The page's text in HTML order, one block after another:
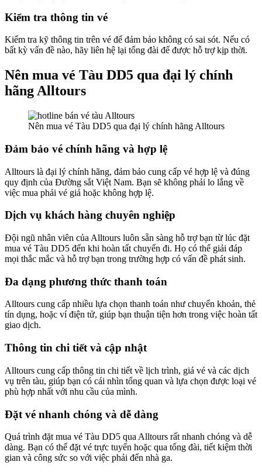
Kiểm tra thông tin vé
Kiểm tra kỹ thông tin trên vé để đảm bảo không có sai sót. Nếu có
bất kỳ vấn đề nào, hãy liên hệ lại tổng đài để được hỗ trợ kịp thời.
Nên mua vé Tàu DD5 qua đại lý chính
hãng Alltours
Nên mua vé Tàu DD5 qua đại lý chính hãng Alltours
Đảm bảo vé chính hãng và hợp lệ
Alltours là đại lý chính hãng, đảm bảo cung cấp vé hợp lệ và đúng
quy định của Đường sắt Việt Nam. Bạn sẽ không phải lo lắng về
việc mua phải vé giả hoặc không hợp lệ.
Dịch vụ khách hàng chuyên nghiệp
Đội ngũ nhân viên của Alltours luôn sẵn sàng hỗ trợ bạn từ lúc đặt
mua vé Tàu DD5 đến khi hoàn tất chuyến đi. Họ có thể giải đáp
mọi thắc mắc và hỗ trợ bạn trong trường hợp có vấn đề phát sinh.
Đa dạng phương thức thanh toán
Alltours cung cấp nhiều lựa chọn thanh toán như chuyển khoản, thẻ
tín dụng, hoặc ví điện tử, giúp bạn thuận tiện hơn trong việc hoàn tất
giao dịch.
Thông tin chi tiết và cập nhật
Alltours cung cấp thông tin chi tiết về lịch trình, giá vé và các dịch
vụ trên tàu, giúp bạn có cái nhìn tổng quan và lựa chọn được loại vé
phù hợp nhất với nhu cầu của mình.
Đặt vé nhanh chóng và dễ dàng
Quá trình đặt mua vé Tàu DD5 qua Alltours rất nhanh chóng và dễ
dàng. Bạn có thể đặt vé trực tuyến hoặc qua tổng đài, tiết kiệm thời
gian và công sức so với việc phải đến nhà ga.